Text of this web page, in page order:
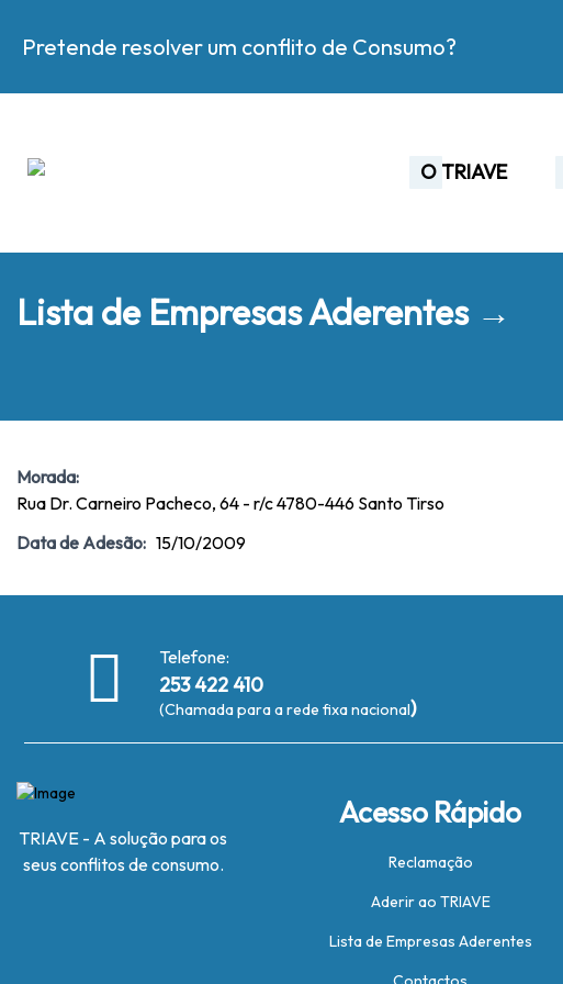
Pretende resolver um conflito de Consumo?
O TRIAVE
Lista de Empresas Aderentes →
Morada:
Rua Dr. Carneiro Pacheco, 64 - r/c 4780-446 Santo Tirso
Data de Adesão: 15/10/2009
Telefone:
253 422 410
(Chamada para a rede fixa nacional)
TRIAVE - A solução para os
seus conflitos de consumo.
Acesso Rápido
Reclamação
Aderir ao TRIAVE
Lista de Empresas Aderentes